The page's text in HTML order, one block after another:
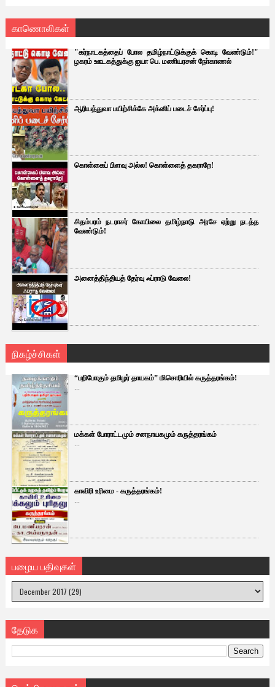
காணொலிகள்
"கர்நாடகத்தைப் போல தமிழ்நாட்டுக்குக் கொடி வேண்டும்!"
ழகரம் ஊடகத்துக்கு ஐயா பெ. மணியரசன் நோ்காணல்
ஆரியத்துவா பயிற்சிக்கே அக்னிப் படைச் சேர்ப்பு!
கொள்கைப் பிளவு அல்ல! கொள்ளைத் தகராறே!
சிதம்பரம் நடராசர் கோயிலை தமிழ்நாடு அரசே ஏற்று நடத்த
வேண்டும்!
அனைத்திந்தியத் தேர்வு ஃப்ராடு வேலை!
நிகழ்ச்சிகள்
“பறிபோகும் தமிழர் தாயகம்” மிசொரியில் கருத்தரங்கம்!
...
மக்கள் போராட்டமும் சனநாயகமும் கருத்தரங்கம்
...
காவிரி உரிமை - கருத்தரங்கம்!
...
பழைய பதிவுகள்
தேடுக